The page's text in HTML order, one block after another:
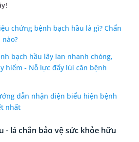
chứng bệnh bạch hầu là gì? Chẩn
bạch hầu lây lan nhanh chóng,
hiểm - Nỗ lực đẩy lùi căn bệnh
dẫn nhận diện biểu hiện bệnh
nhất
- lá chắn bảo vệ sức khỏe hữu